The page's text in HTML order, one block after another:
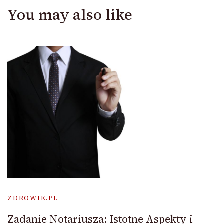
You may also like
ZDROWIE.PL
Zadanie Notariusza: Istotne Aspekty i